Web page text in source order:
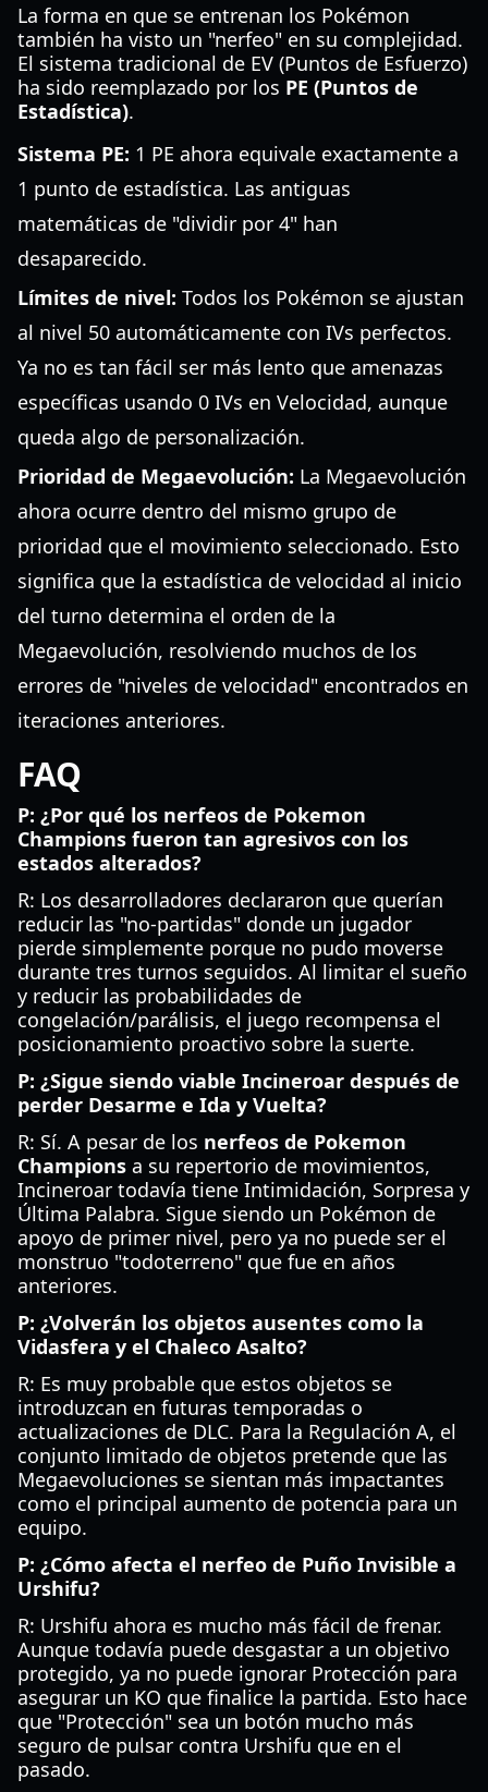
La forma en que se entrenan los Pokémon
también ha visto un "nerfeo" en su complejidad.
El sistema tradicional de EV (Puntos de Esfuerzo)
ha sido reemplazado por los PE (Puntos de
Estadística).
Sistema PE: 1 PE ahora equivale exactamente a
1 punto de estadística. Las antiguas
matemáticas de "dividir por 4" han
desaparecido.
Límites de nivel: Todos los Pokémon se ajustan
al nivel 50 automáticamente con IVs perfectos.
Ya no es tan fácil ser más lento que amenazas
específicas usando 0 IVs en Velocidad, aunque
queda algo de personalización.
Prioridad de Megaevolución: La Megaevolución
ahora ocurre dentro del mismo grupo de
prioridad que el movimiento seleccionado. Esto
significa que la estadística de velocidad al inicio
del turno determina el orden de la
Megaevolución, resolviendo muchos de los
errores de "niveles de velocidad" encontrados en
iteraciones anteriores.
FAQ
P: ¿Por qué los nerfeos de Pokemon
Champions fueron tan agresivos con los
estados alterados?
R: Los desarrolladores declararon que querían
reducir las "no-partidas" donde un jugador
pierde simplemente porque no pudo moverse
durante tres turnos seguidos. Al limitar el sueño
y reducir las probabilidades de
congelación/parálisis, el juego recompensa el
posicionamiento proactivo sobre la suerte.
P: ¿Sigue siendo viable Incineroar después de
perder Desarme e Ida y Vuelta?
R: Sí. A pesar de los nerfeos de Pokemon
Champions a su repertorio de movimientos,
Incineroar todavía tiene Intimidación, Sorpresa y
Última Palabra. Sigue siendo un Pokémon de
apoyo de primer nivel, pero ya no puede ser el
monstruo "todoterreno" que fue en años
anteriores.
P: ¿Volverán los objetos ausentes como la
Vidasfera y el Chaleco Asalto?
R: Es muy probable que estos objetos se
introduzcan en futuras temporadas o
actualizaciones de DLC. Para la Regulación A, el
conjunto limitado de objetos pretende que las
Megaevoluciones se sientan más impactantes
como el principal aumento de potencia para un
equipo.
P: ¿Cómo afecta el nerfeo de Puño Invisible a
Urshifu?
R: Urshifu ahora es mucho más fácil de frenar.
Aunque todavía puede desgastar a un objetivo
protegido, ya no puede ignorar Protección para
asegurar un KO que finalice la partida. Esto hace
que "Protección" sea un botón mucho más
seguro de pulsar contra Urshifu que en el
pasado.